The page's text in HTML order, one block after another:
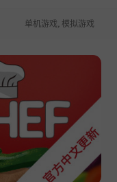
单机游戏 模拟游戏